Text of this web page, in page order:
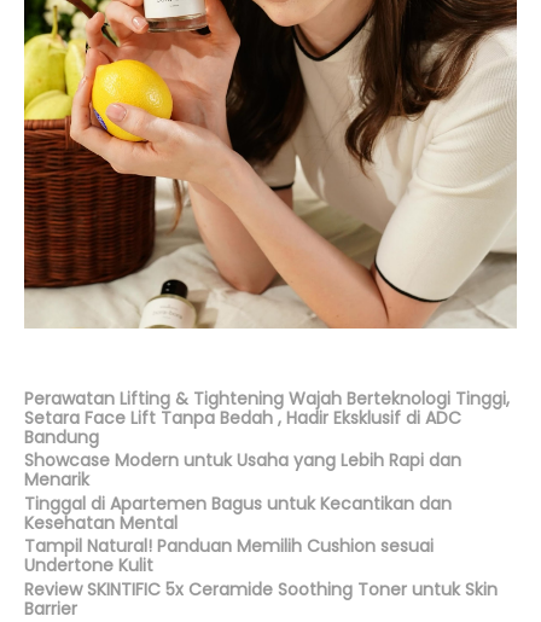
Perawatan Lifting & Tightening Wajah Berteknologi Tinggi,
Setara Face Lift Tanpa Bedah , Hadir Eksklusif di ADC
Bandung
Showcase Modern untuk Usaha yang Lebih Rapi dan
Menarik
Tinggal di Apartemen Bagus untuk Kecantikan dan
Kesehatan Mental
Tampil Natural! Panduan Memilih Cushion sesuai
Undertone Kulit
Review SKINTIFIC 5x Ceramide Soothing Toner untuk Skin
Barrier